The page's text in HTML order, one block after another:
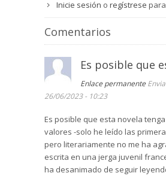
Inicie sesión o regístrese
Comentarios
Es posible que
Enlace permanente
26/06/2023 - 10:23
Es posible que esta novela
valores -solo he leído las
pero literariamente no me ha
escrita en una jerga juvenil
ha desanimado de seguir